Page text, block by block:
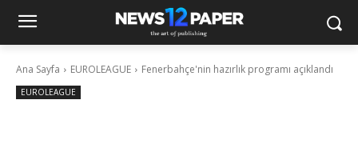
Ana Sayfa EUROLEAGUE Fenerbahçe'nin hazırlık programı açıklandı
EUROLEAGUE